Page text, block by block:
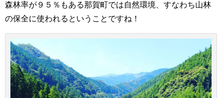
森林率が９５％もある那賀町では自然環境、すなわち山林
の保全に使われるということですね！